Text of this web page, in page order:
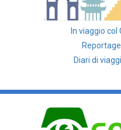
In viaggio
Diari di